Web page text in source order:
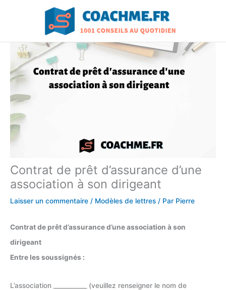
Contrat de prêt d’assurance d’une
association à son dirigeant
Laisser un commentaire / Modèles de lettres / Par Pierre
Contrat de prêt d’assurance d’une association à son
dirigeant
Entre les soussignés :
L’association ___________ (veuillez renseigner le nom de